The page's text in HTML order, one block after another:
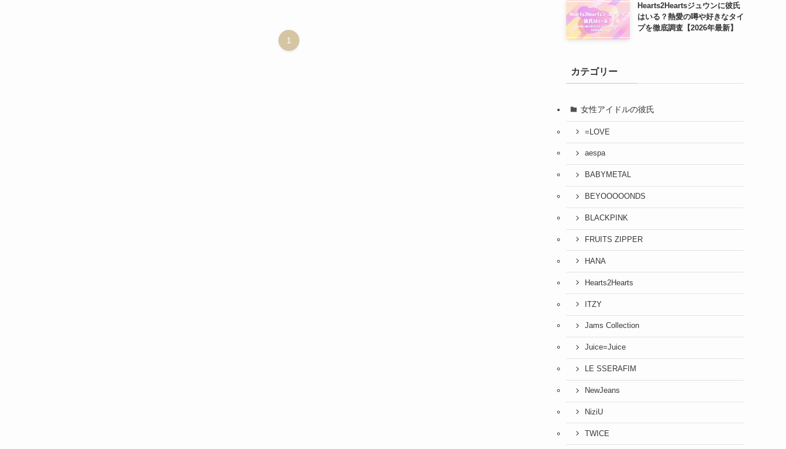
1
Hearts2Heartsジュウンに彼氏
はいる？熱愛の噂や好きなタイ
プを徹底調査【2026年最新】
カテゴリー
女性アイドルの彼氏
=LOVE
aespa
BABYMETAL
BEYOOOOONDS
BLACKPINK
FRUITS ZIPPER
HANA
Hearts2Hearts
ITZY
Jams Collection
Juice=Juice
LE SSERAFIM
NewJeans
NiziU
TWICE